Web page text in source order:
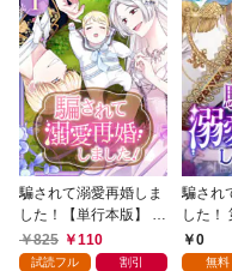
騙されて溺愛再婚しま
した！【単行本版】 1
巻825 110
試読フル 割引
騙され
した！
0
無料